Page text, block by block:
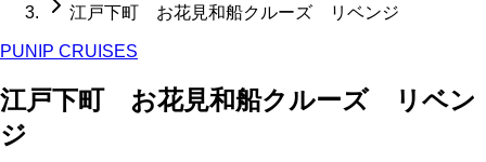
江戸下町 お花見和船クルーズ リベンジ
PUNIP CRUISES
江戸下町 お花見和船クルーズ リベン
ジ